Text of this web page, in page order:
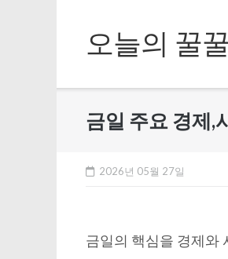
content오늘의 꿀
금일 주요 경제,
2026년 05월 27일
금일의 핵심을 경제와